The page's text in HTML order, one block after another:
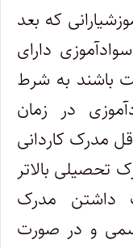
که بعد
نهضت سوادآموزی دارای
باشند به شرط
در زمان
مدرک کاردانی
تحصیلی بالاتر
مدرک
و در صورت